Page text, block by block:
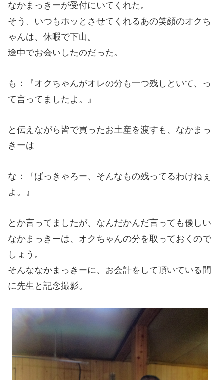
なかまっきーが受付にいてくれた。
そう、いつもホッとさせてくれるあの笑顔のオクち
ゃんは、休暇で下山。
途中でお会いしたのだった。
も：『オクちゃんがオレの分も一つ残しといて、っ
て言ってましたよ。』
と伝えながら皆で買ったお土産を渡すも、なかまっ
きーは
な：『ばっきゃろー、そんなもの残ってるわけねぇ
よ。』
とか言ってましたが、なんだかんだ言っても優しい
なかまっきーは、オクちゃんの分を取っておくので
しょう。
そんななかまっきーに、お会計をして頂いている間
に先生と記念撮影。